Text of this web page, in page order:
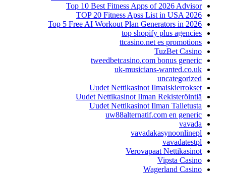
Top 10 Best Fitness Apps of 2026 Advisor
TOP 20 Fitness Apss List in USA 2026
Top 5 Free AI Workout Plan Generators in 2026
top shopify plus agencies
ttcasino.net es promotions
TuzBet Casino
tweedbetcasino.com bonus generic
uk-musicians-wanted.co.uk
uncategorized
Uudet Nettikasinot Ilmaiskierrokset
Uudet Nettikasinot Ilman Rekisteröintiä
Uudet Nettikasinot Ilman Talletusta
uw88alternatif.com en generic
vavada
vavadakasynoonlinepl
vavadatestpl
Verovapaat Nettikasinot
Vipsta Casino
Wagerland Casino